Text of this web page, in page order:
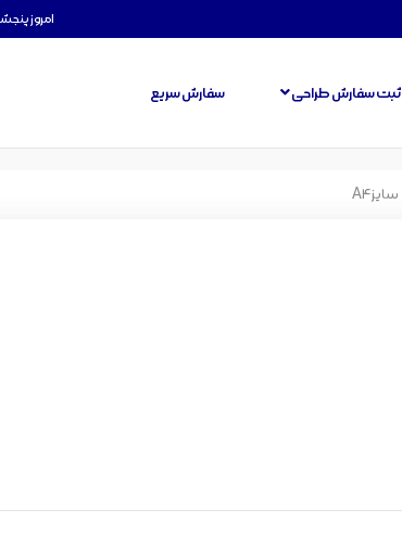
امروز پنجشنبه 15
ثبت سفارش طراحی سفارش سریع
سایز A4